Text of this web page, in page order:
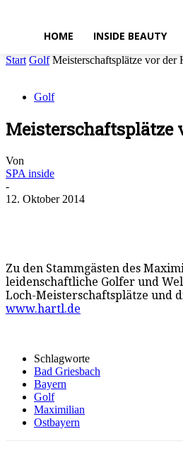
HOME INSIDE BEAUTY
Start Golf Meisterschaftsplätze vor der
Golf
Meisterschaftsplätze
Von
SPA inside
-
12. Oktober 2014
Zu den Stammgästen des
leidenschaftliche Golfer und
Loch-Meisterschaftsplätze und
www.hartl.de
Schlagworte
Bad Griesbach
Bayern
Golf
Maximilian
Ostbayern